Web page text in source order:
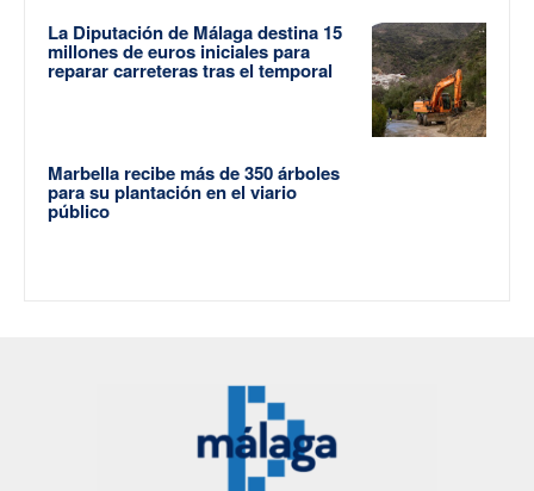
La Diputación de Málaga destina 15
millones de euros iniciales para
reparar carreteras tras el temporal
Marbella recibe más de 350 árboles
para su plantación en el viario
público